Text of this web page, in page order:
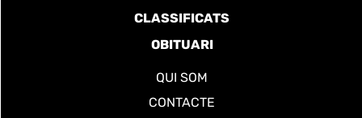
CLASSIFICATS
OBITUARI
QUI SOM
CONTACTE